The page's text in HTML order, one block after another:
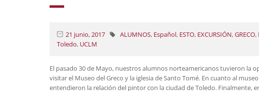
21 junio, 2017 ALUMNOS, Español, ESTO, EXCURSIÓN,GRECO,
Toledo, UCLM
El pasado 30 de Mayo, nuestros alumnos norteamericanos tuvieron la
visitar el Museo del Greco y la iglesia de Santo Tomé. En cuanto al
entendieron la relación del pintor con la ciudad de Toledo. Finalmente,